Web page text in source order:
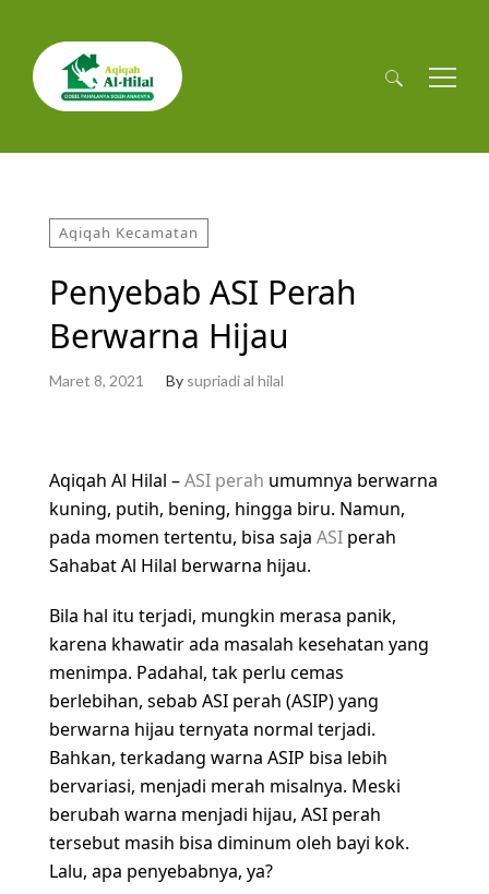
Cari
Aqiqah Kecamatan
Penyebab ASI Perah
Berwarna Hijau
Maret 8, 2021 By supriadi al hilal
Aqiqah Al Hilal –ASI perah umumnya berwarna
kuning, putih, bening, hingga biru. Namun,
pada momen tertentu, bisa saja ASI perah
Sahabat Al Hilal berwarna hijau.
Bila hal itu terjadi, mungkin merasa panik,
karena khawatir ada masalah kesehatan yang
menimpa. Padahal, tak perlu cemas
berlebihan, sebab ASI perah (ASIP) yang
berwarna hijau ternyata normal terjadi.
Bahkan, terkadang warna ASIP bisa lebih
bervariasi, menjadi merah misalnya. Meski
berubah warna menjadi hijau, ASI perah
tersebut masih bisa diminum oleh bayi kok.
Lalu, apa penyebabnya, ya?